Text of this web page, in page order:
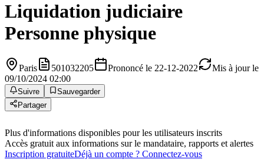
Liquidation judiciaire
Personne physique
Paris 501032205 Prononcé le 22-12-2022
Mis à jour le
09/10/2024 02:00
Suivre
Sauvegarder
Partager
Plus d'informations disponibles pour les utilisateurs inscrits
Accès gratuit aux informations sur le mandataire, rapports et alertes
Inscription gratuiteDéjà un compte ? Connectez-vous